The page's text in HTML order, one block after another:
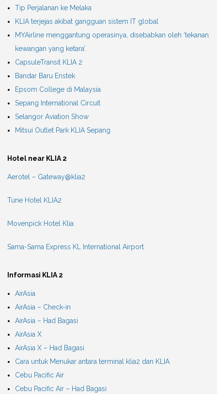
Tip Perjalanan ke Melaka
KLIA terjejas akibat gangguan sistem IT global
MYAirline menggantung operasinya, disebabkan oleh ‘tekanan
kewangan yang ketara’.
CapsuleTransit KLIA 2
Bandar Baru Enstek
Epsom College di Malaysia
Sepang International Circuit
Selangor Aviation Show
Mitsui Outlet Park KLIA Sepang
Hotel near KLIA 2
Aerotel – Gateway@klia2
Tune Hotel KLIA2
Movenpick Hotel Klia
Sama-Sama Express KL International Airport
Informasi KLIA 2
AirAsia
AirAsia – Check-in
AirAsia – Had Bagasi
AirAsia X
AirAsia X – Had Bagasi
Cara untuk Menukar antara terminal klia2 dan KLIA
Cebu Pacific Air
Cebu Pacific Air – Had Bagasi